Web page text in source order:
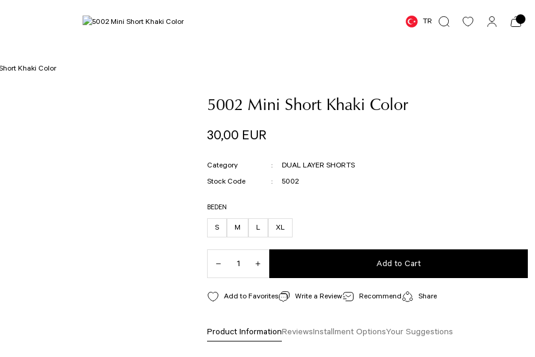
TR
Khaki Color
5002 Mini Short Khaki Color
30,00 EUR
Category
DUAL LAYER SHORTS
Stock Code
5002
BEDEN
S M L XL
Add to Cart
Write a Review Recommend Share
Product InformationReviewsInstallment OptionsYour Suggestions